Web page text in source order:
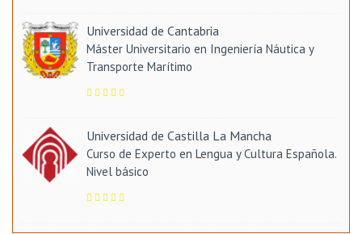
Universidad de Cantabria
Máster Universitario en Ingeniería Náutica y
Transporte Marítimo
Universidad de Castilla La Mancha
Curso de Experto en Lengua y Cultura Española.
Nivel básico